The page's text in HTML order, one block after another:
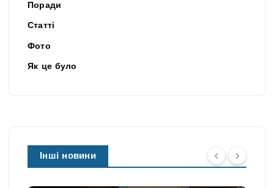
Поради
Статті
Фото
Як це було
Інші новини